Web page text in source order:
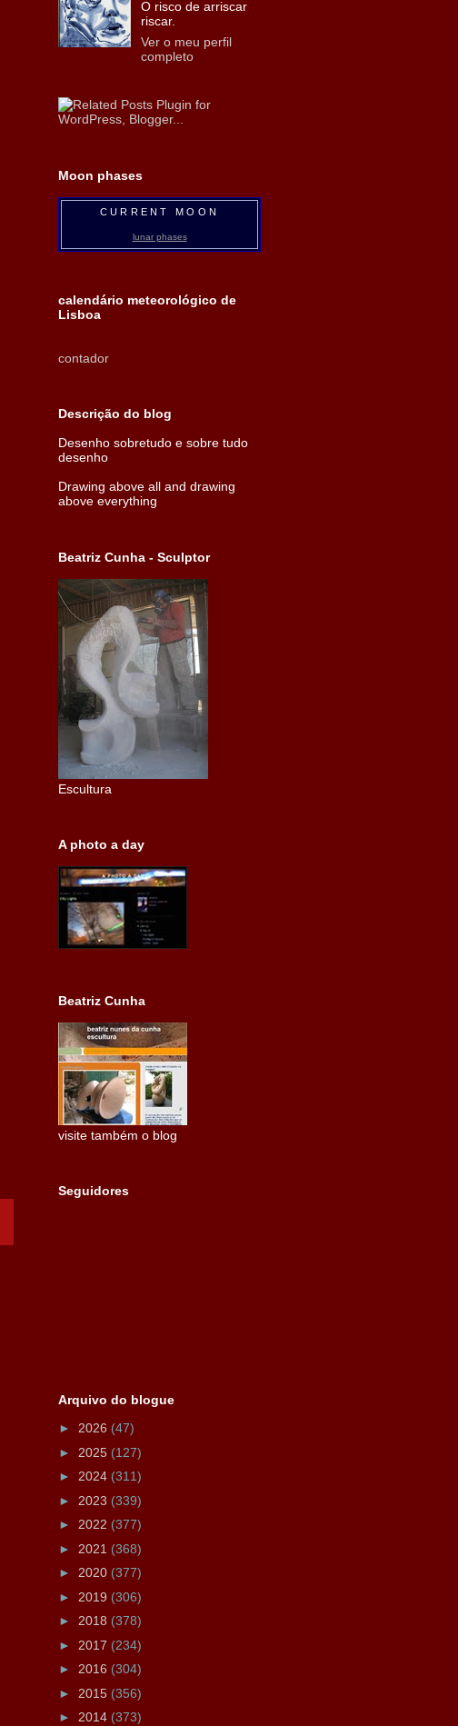
O risco de arriscar
riscar.
Ver o meu perfil
completo
Moon phases
CURRENT MOON
lunar phases
calendário meteorológico de
Lisboa
contador
Descrição do blog
Desenho sobretudo e sobre tudo
desenho
Drawing above all and drawing
above everything
Beatriz Cunha - Sculptor
Escultura
A photo a day
Beatriz Cunha
visite também o blog
Seguidores
Arquivo do blogue
► 2026 (47)
► 2025 (127)
► 2024 (311)
► 2023 (339)
► 2022 (377)
► 2021 (368)
► 2020 (377)
► 2019 (306)
► 2018 (378)
► 2017 (234)
► 2016 (304)
► 2015 (356)
► 2014 (373)